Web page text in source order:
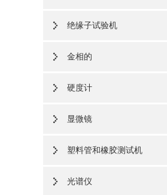
绝缘子试验机
金相的
硬度计
显微镜
塑料管和橡胶测试机
光谱仪